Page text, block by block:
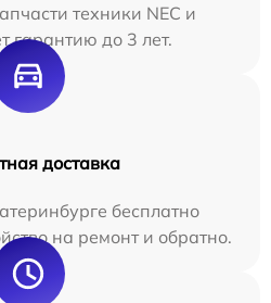
техники NEC и
гарантию до 3 лет.
доставка
бесплатно
на ремонт и обратно.